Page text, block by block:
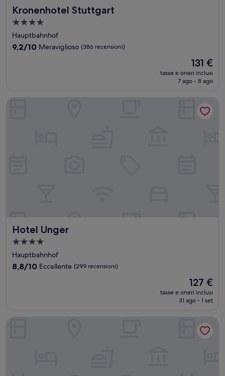
Kronenhotel Stuttgart
Kronenhotel Stuttgart
Struttura
a
4.0
Hauptbahnhof
9.2
9,2/10 Meraviglioso (386 recensioni)
Il
prezzo
attuale
131 €
131 €
tasse e oneri inclusi
7 ago - 8 ago
Hotel Unger
Hotel Unger
Struttura
a
4.0
stelle
Hauptbahnhof
8.8
8,8/10 Eccellente (299 recensioni)
Il
prezzo
attuale
127 €
tasse e oneri inclusi
31 ago - 1 set
Motel One Stuttgart-Mitte